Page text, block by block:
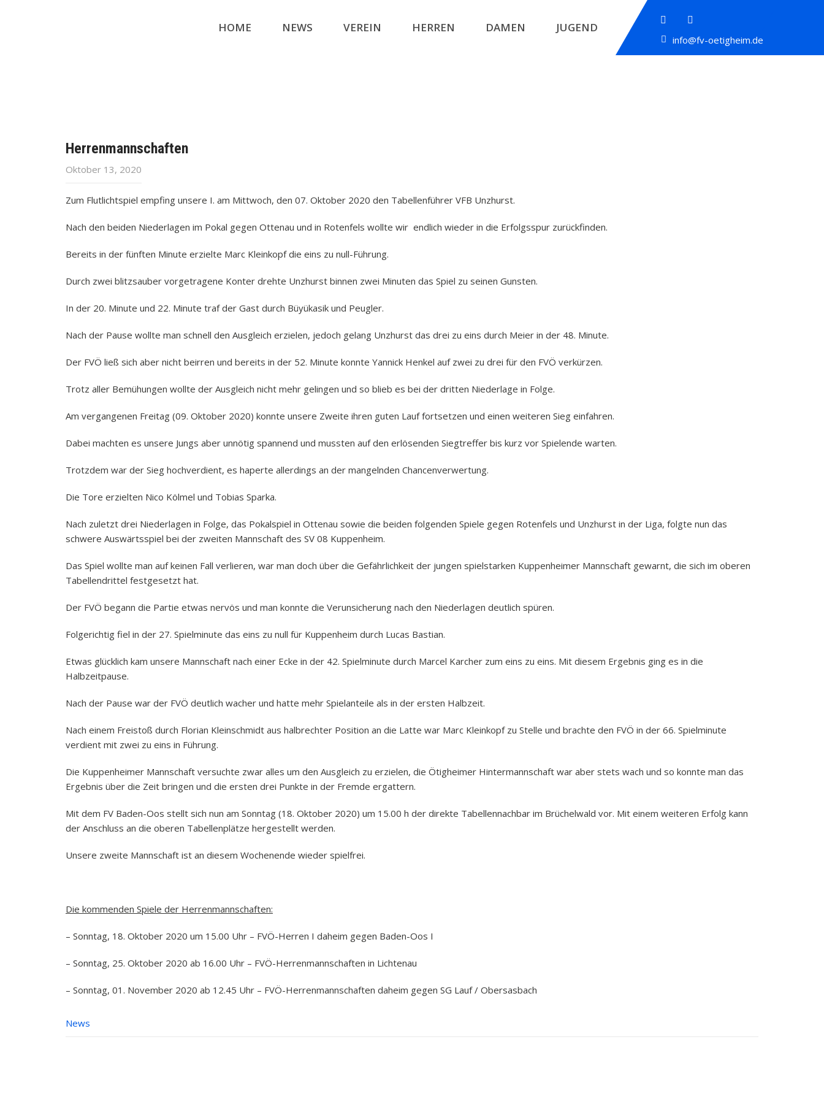
info@fv-oetigheim.de
HOME NEWS VEREIN HERREN DAMEN JUGEND
Herrenmannschaften
Oktober 13, 2020
Zum Flutlichtspiel empfing unsere I. am Mittwoch, den 07. Oktober 2020 den Tabellenführer VFB Unzhurst.
Nach den beiden Niederlagen im Pokal gegen Ottenau und in Rotenfels wollte wir endlich wieder in die Erfolgsspur zurückfinden.
Bereits in der fünften Minute erzielte Marc Kleinkopf die eins zu null-Führung.
Durch zwei blitzsauber vorgetragene Konter drehte Unzhurst binnen zwei Minuten das Spiel zu seinen Gunsten.
In der 20. Minute und 22. Minute traf der Gast durch Büyükasik und Peugler.
Nach der Pause wollte man schnell den Ausgleich erzielen, jedoch gelang Unzhurst das drei zu eins durch Meier in der 48. Minute.
Der FVÖ ließ sich aber nicht beirren und bereits in der 52. Minute konnte Yannick Henkel auf zwei zu drei für den FVÖ verkürzen.
Trotz aller Bemühungen wollte der Ausgleich nicht mehr gelingen und so blieb es bei der dritten Niederlage in Folge.
Am vergangenen Freitag (09. Oktober 2020) konnte unsere Zweite ihren guten Lauf fortsetzen und einen weiteren Sieg einfahren.
Dabei machten es unsere Jungs aber unnötig spannend und mussten auf den erlösenden Siegtreffer bis kurz vor Spielende warten.
Trotzdem war der Sieg hochverdient, es haperte allerdings an der mangelnden Chancenverwertung.
Die Tore erzielten Nico Kölmel und Tobias Sparka.
Nach zuletzt drei Niederlagen in Folge, das Pokalspiel in Ottenau sowie die beiden folgenden Spiele gegen Rotenfels und Unzhurst in der Liga, folgte nun das
schwere Auswärtsspiel bei der zweiten Mannschaft des SV 08 Kuppenheim.
Das Spiel wollte man auf keinen Fall verlieren, war man doch über die Gefährlichkeit der jungen spielstarken Kuppenheimer Mannschaft gewarnt, die sich im oberen
Tabellendrittel festgesetzt hat.
Der FVÖ begann die Partie etwas nervös und man konnte die Verunsicherung nach den Niederlagen deutlich spüren.
Folgerichtig fiel in der 27. Spielminute das eins zu null für Kuppenheim durch Lucas Bastian.
Etwas glücklich kam unsere Mannschaft nach einer Ecke in der 42. Spielminute durch Marcel Karcher zum eins zu eins. Mit diesem Ergebnis ging es in die
Halbzeitpause.
Nach der Pause war der FVÖ deutlich wacher und hatte mehr Spielanteile als in der ersten Halbzeit.
Nach einem Freistoß durch Florian Kleinschmidt aus halbrechter Position an die Latte war Marc Kleinkopf zu Stelle und brachte den FVÖ in der 66. Spielminute
verdient mit zwei zu eins in Führung.
Die Kuppenheimer Mannschaft versuchte zwar alles um den Ausgleich zu erzielen, die Ötigheimer Hintermannschaft war aber stets wach und so konnte man das
Ergebnis über die Zeit bringen und die ersten drei Punkte in der Fremde ergattern.
Mit dem FV Baden-Oos stellt sich nun am Sonntag (18. Oktober 2020) um 15.00 h der direkte Tabellennachbar im Brüchelwald vor. Mit einem weiteren Erfolg kann
der Anschluss an die oberen Tabellenplätze hergestellt werden.
Unsere zweite Mannschaft ist an diesem Wochenende wieder spielfrei.
Die kommenden Spiele der Herrenmannschaften:
– Sonntag, 18. Oktober 2020 um 15.00 Uhr – FVÖ-Herren I daheim gegen Baden-Oos I
– Sonntag, 25. Oktober 2020 ab 16.00 Uhr – FVÖ-Herrenmannschaften in Lichtenau
– Sonntag, 01. November 2020 ab 12.45 Uhr – FVÖ-Herrenmannschaften daheim gegen SG Lauf / Obersasbach
News